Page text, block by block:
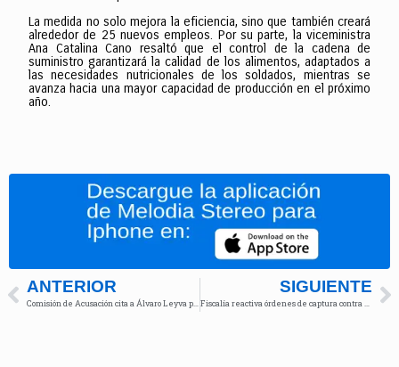
La medida no solo mejora la eficiencia, sino que también creará
alrededor de 25 nuevos empleos. Por su parte, la viceministra
Ana Catalina Cano resaltó que el control de la cadena de
suministro garantizará la calidad de los alimentos, adaptados a
las necesidades nutricionales de los soldados, mientras se
avanza hacia una mayor capacidad de producción en el próximo
año.
ANTERIOR SIGUIENTE